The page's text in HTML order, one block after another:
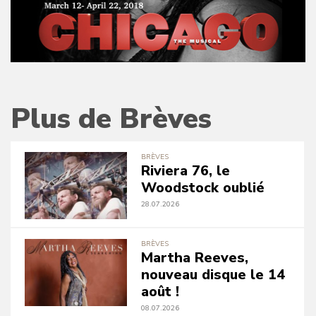
Plus de Brèves
BRÈVES
Riviera 76, le
Woodstock oublié
28.07.2026
BRÈVES
Martha Reeves,
nouveau disque le 14
août !
08.07.2026